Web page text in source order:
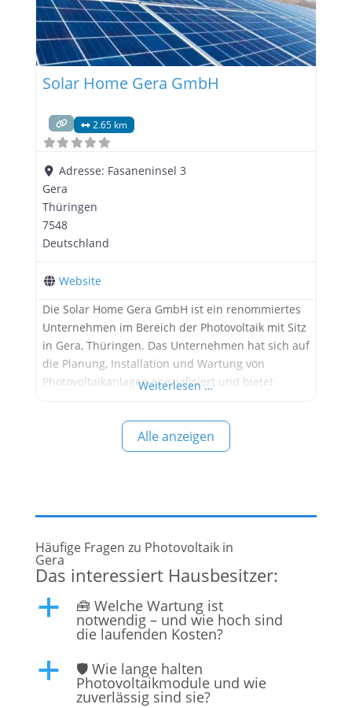
Solar Home Gera GmbH
2.65 km
Adresse: Fasaneninsel 3
Gera
Thüringen
7548
Deutschland
Website
Die Solar Home Gera GmbH ist ein renommiertes
Unternehmen im Bereich der Photovoltaik mit Sitz
in Gera, Thüringen. Das Unternehmen hat sich auf
die Planung, Installation und Wartung von
Photovoltaikanlagen spezialisiert und bietet
gewerbliche Kunden. Dienstleistungen und
Spezialisierungen Solar Home Gera GmbH bietet
eine breite Palette an Dienstleistungen an, die alle
Weiterlesen …
Alle anzeigen
Häufige Fragen zu Photovoltaik in
Gera
Das interessiert Hausbesitzer:
a 🧰 Welche Wartung ist
notwendig – und wie hoch sind
die laufenden Kosten?
a 🛡️ Wie lange halten
Photovoltaikmodule und wie
zuverlässig sind sie?